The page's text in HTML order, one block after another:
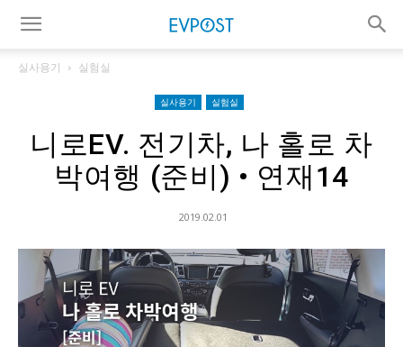
실사용기 실험실
실사용기 실험실
니로EV. 전기차, 나 홀로 차
박여행 (준비) • 연재14
2019.02.01